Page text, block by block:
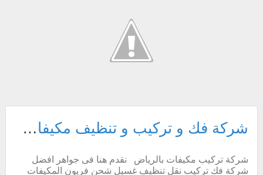
شركة فك و تركيب و تنظيف مكيفات بالرياض خصم 30% شحن مكيف فريون
شركة تركيب مكيفات بالرياض نقدم هنا فى جواهر افضل
شركة فك تركيب نقل تنظيف غسيل شحن فريون المكيفات